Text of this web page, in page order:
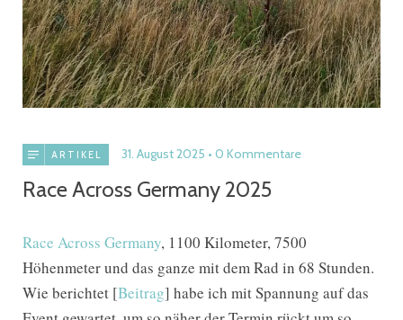
ARTIKEL 31. August 2025 0 Kommentare
Race Across Germany 2025
Race Across Germany, 1100 Kilometer, 7500
Höhenmeter und das ganze mit dem Rad in 68 Stunden.
Wie berichtet [Beitrag] habe ich mit Spannung auf das